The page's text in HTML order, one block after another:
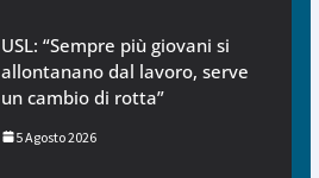
USL: “Sempre più giovani si
allontanano dal lavoro, serve
un cambio di rotta”
5 Agosto 2026